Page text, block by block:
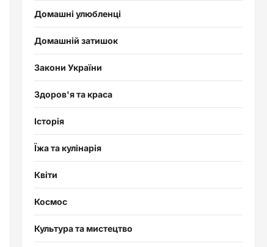
Домашні улюбленці
Домашній затишок
Закони України
Здоров'я та краса
Історія
Їжа та кулінарія
Квіти
Космос
Культура та мистецтво